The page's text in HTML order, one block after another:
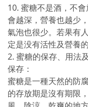
10. 蜜糖不是酒，不
會越深，營養也越少
氣泡也很少。若果有
定是没有活性及營養的
2. 蜜糖的保存、用法
保存：
蜜糖是一種天然的防
的存放期是沒有期限